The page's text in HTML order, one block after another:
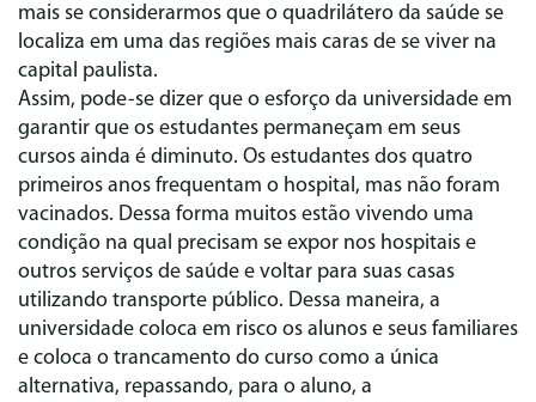
mais se considerarmos que o quadrilátero da saúde se
localiza em uma das regiões mais caras de se viver na
capital paulista.
Assim, pode-se dizer que o esforço da universidade em
garantir que os estudantes permaneçam em seus
cursos ainda é diminuto. Os estudantes dos quatro
primeiros anos frequentam o hospital, mas não foram
vacinados. Dessa forma muitos estão vivendo uma
condição na qual precisam se expor nos hospitais e
outros serviços de saúde e voltar para suas casas
utilizando transporte público. Dessa maneira, a
universidade coloca em risco os alunos e seus familiares
e coloca o trancamento do curso como a única
alternativa, repassando, para o aluno, a